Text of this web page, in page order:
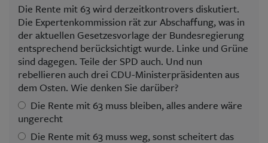
Die Rente mit 63 wird derzeitkontrovers diskutiert.
Die Expertenkommission rät zur Abschaffung, was in
der aktuellen Gesetzesvorlage der Bundesregierung
entsprechend berücksichtigt wurde. Linke und Grüne
sind dagegen. Teile der SPD auch. Und nun
rebellieren auch drei CDU-Ministerpräsidenten aus
dem Osten. Wie denken Sie darüber?
Die Rente mit 63 muss bleiben, alles andere wäre
ungerecht
Die Rente mit 63 muss weg, sonst scheitert das